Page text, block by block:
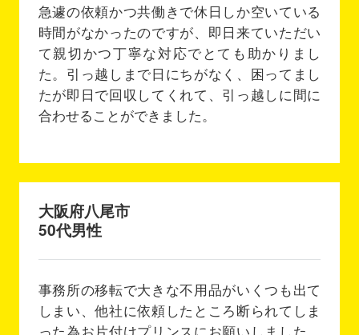
急遽の依頼かつ共働きで休日しか空いている
時間がなかったのですが、即日来ていただい
て親切かつ丁寧な対応でとても助かりまし
た。引っ越しまで日にちがなく、困ってまし
たが即日で回収してくれて、引っ越しに間に
合わせることができました。
大阪府八尾市
50代男性
事務所の移転で大きな不用品がいくつも出て
しまい、他社に依頼したところ断られてしま
った為お片付けプリンスにお願いしました。